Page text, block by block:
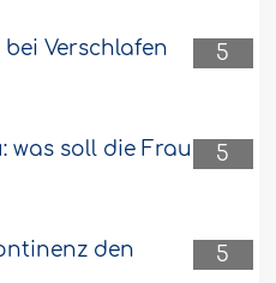
5
Verschlafen
5
was soll die Frau
5
den